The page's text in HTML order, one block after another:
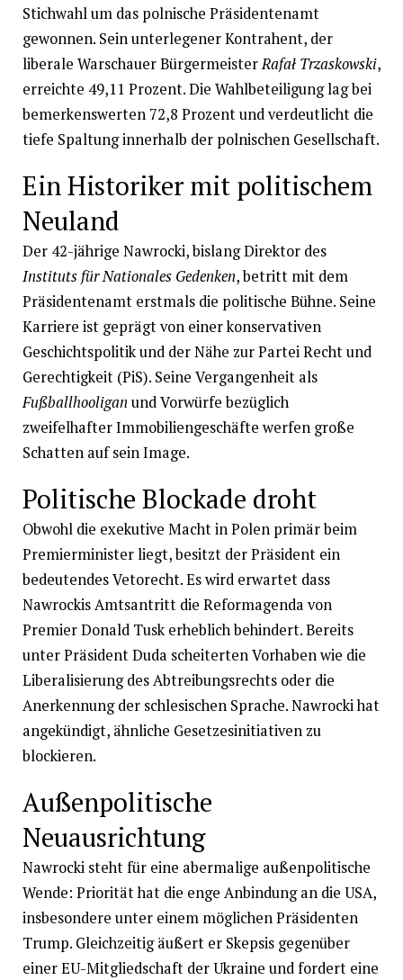
Stichwahl um das polnische Präsidentenamt
gewonnen. Sein unterlegener Kontrahent, der
liberale Warschauer BürgermeisterRafał Trzaskowski,
erreichte 49,11 Prozent. Die Wahlbeteiligung lag bei
bemerkenswerten 72,8 Prozent und verdeutlicht die
tiefe Spaltung innerhalb der polnischen Gesellschaft.
Ein Historiker mit politischem
Neuland
Der 42-jährige Nawrocki, bislang Direktor des
Instituts für Nationales Gedenken, betritt mit dem
Präsidentenamt erstmals die politische Bühne. Seine
Karriere ist geprägt von einer konservativen
Geschichtspolitik und der Nähe zur Partei Recht und
Gerechtigkeit (PiS). Seine Vergangenheit als
Fußballhooligan und Vorwürfe bezüglich
zweifelhafter Immobiliengeschäfte werfen große
Schatten auf sein Image.
Politische Blockade droht
Obwohl die exekutive Macht in Polen primär beim
Premierminister liegt, besitzt der Präsident ein
bedeutendes Vetorecht. Es wird erwartet dass
Nawrockis Amtsantritt die Reformagenda von
Premier Donald Tusk erheblich behindert. Bereits
unter Präsident Duda scheiterten Vorhaben wie die
Liberalisierung des Abtreibungsrechts oder die
Anerkennung der schlesischen Sprache. Nawrocki hat
angekündigt, ähnliche Gesetzesinitiativen zu
blockieren.
Außenpolitische
Neuausrichtung
Nawrocki steht für eine abermalige außenpolitische
Wende: Priorität hat die enge Anbindung an die USA,
insbesondere unter einem möglichen Präsidenten
Trump. Gleichzeitig äußert er Skepsis gegenüber
einer EU-Mitgliedschaft der Ukraine und fordert eine